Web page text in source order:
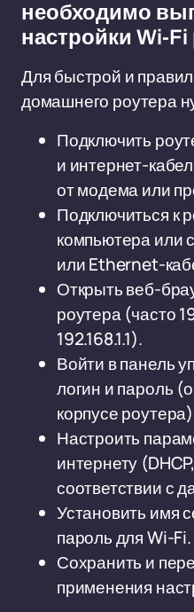
необходимо
настройки Wi-Fi
Для быстрой и
домашнего роутера
Подключить
и интернет-
от модема или
Подключиться к
компьютера или
или Ethernet-
Открыть веб-
роутера (часто
192.168.1.1).
Войти в панель
логин и пароль
корпусе
Настроить
интернету
соответствии с
Установить имя
пароль для Wi-Fi.
Сохранить и
применения